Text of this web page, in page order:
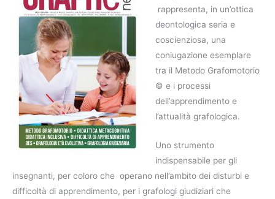
rappresenta, in un’ottica
deontologica seria e
coscienziosa, una
coniugazione esemplare
tra il Metodo Grafomotorio
© e i processi
dell’apprendimento e
l’attualità grafologica.
Uno strumento
indispensabile per gli
insegnanti, per coloro che operano nell’ambito dei disturbi e
difficoltà di apprendimento, per i grafologi giudiziari che